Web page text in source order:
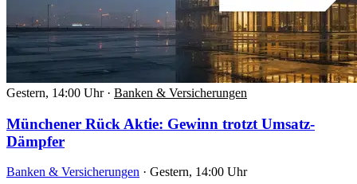
Gestern, 14:00 Uhr · Banken & Versicherungen
Münchener Rück Aktie: Gewinn trotzt Umsatz-
Dämpfer
Banken & Versicherungen · Gestern, 14:00 Uhr